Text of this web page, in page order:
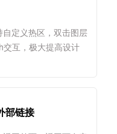
定义热区，双击图层
互，极大提高设计
部链接